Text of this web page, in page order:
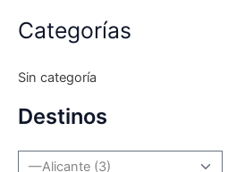
Categorías
Sin categoría
Destinos